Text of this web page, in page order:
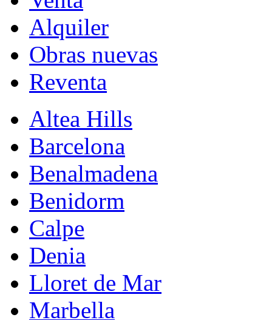
Alquiler
Obras nuevas
Reventa
Altea Hills
Barcelona
Benalmadena
Benidorm
Calpe
Denia
Lloret de Mar
Marbella